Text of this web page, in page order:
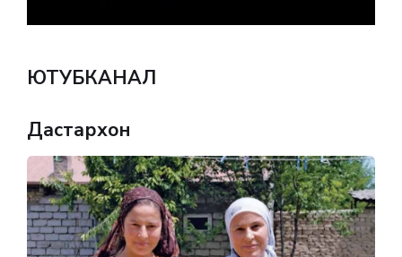
ЮТУБКАНАЛ
Дастархон